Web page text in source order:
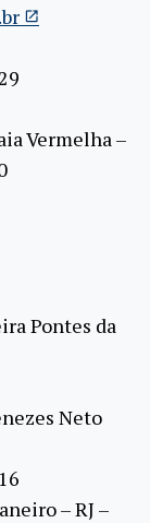
Vermelha –
Pontes da
Neto
– RJ –